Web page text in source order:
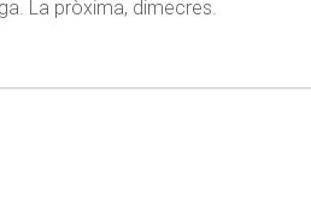
La pròxima, dimecres.